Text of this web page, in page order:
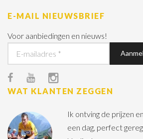
E-MAIL NIEUWSBRIEF
Voor aanbiedingen en nieuws!
WAT KLANTEN ZEGGEN
Ik ontving de prijzen
een dag, perfect